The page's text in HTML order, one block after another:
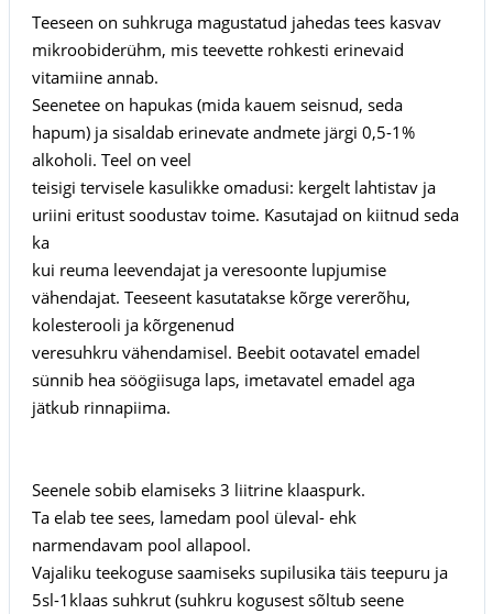
Teeseen on suhkruga magustatud jahedas tees kasvav
mikroobiderühm, mis teevette rohkesti erinevaid
vitamiine annab.
Seenetee on hapukas (mida kauem seisnud, seda
hapum) ja sisaldab erinevate andmete järgi 0,5-1%
alkoholi. Teel on veel
teisigi tervisele kasulikke omadusi: kergelt lahtistav ja
uriini eritust soodustav toime. Kasutajad on kiitnud seda
ka
kui reuma leevendajat ja veresoonte lupjumise
vähendajat. Teeseent kasutatakse kõrge vererõhu,
kolesterooli ja kõrgenenud
veresuhkru vähendamisel. Beebit ootavatel emadel
sünnib hea söögiisuga laps, imetavatel emadel aga
jätkub rinnapiima.
Seenele sobib elamiseks 3 liitrine klaaspurk.
Ta elab tee sees, lamedam pool üleval- ehk
narmendavam pool allapool.
Vajaliku teekoguse saamiseks supilusika täis teepuru ja
5sl-1klaas suhkrut (suhkru kogusest sõltub seene